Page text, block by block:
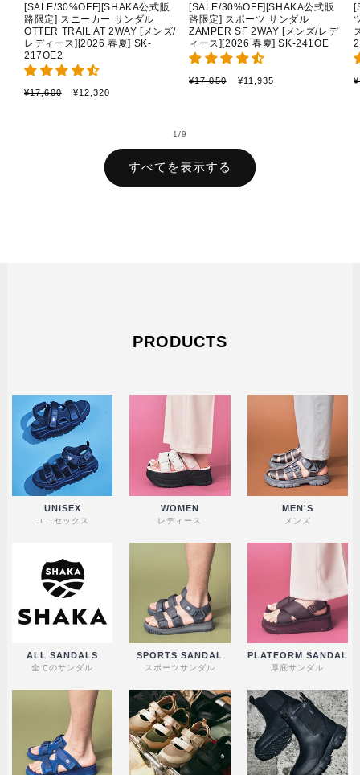
[SALE/30%OFF][SHAKA公式販
路限定] スニーカー サンダル
OTTER TRAIL AT 2WAY [メンズ/
レディース][2026 春夏] SK-
217OE2
通
¥17,600
セ
¥12,320
[SALE/30%OFF][SHAKA公式販
路限定] スポーツ サンダル
ZAMPER SF 2WAY [メンズ/レデ
ィース][2026 春夏] SK-241OE
通
¥17,050
セ
¥11,935
1/の
9
すべてを表示する
PRODUCTS
UNISEX
ユニセックス
WOMEN
レディース
MEN'S
メンズ
ALL SANDALS
全てのサンダル
SPORTS SANDAL
スポーツサンダル
PLATFORM SANDAL
厚底サンダル